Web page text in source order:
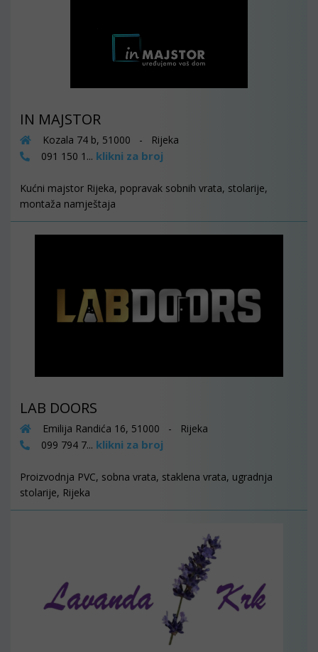
IN MAJSTOR
Kozala 74 b, 51000 - Rijeka
091 150 1... klikni za broj
Kućni majstor Rijeka, popravak sobnih vrata, stolarije,
montaža namještaja
LAB DOORS
Emilija Randića 16, 51000 - Rijeka
099 794 7... klikni za broj
Proizvodnja PVC, sobna vrata, staklena vrata, ugradnja
stolarije, Rijeka